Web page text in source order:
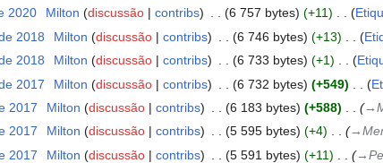
2020 Milton discussão contribs 6 757 bytes +11
2018 Milton discussão contribs 6 746 bytes +13
2018 Milton discussão contribs 6 733 bytes +1
2017 Milton discussão contribs 6 732 bytes +549
2017 Milton discussão contribs 6 183 bytes +588
2017 Milton discussão contribs 5 595 bytes +4
2017 Milton discussão contribs 5 591 bytes +11